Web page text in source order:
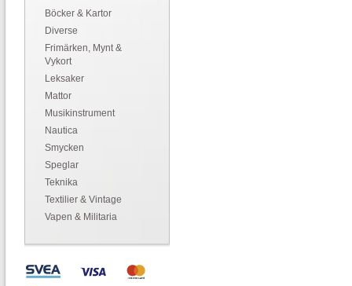
Böcker & Kartor
Diverse
Frimärken, Mynt &
Vykort
Leksaker
Mattor
Musikinstrument
Nautica
Smycken
Speglar
Teknika
Textilier & Vintage
Vapen & Militaria